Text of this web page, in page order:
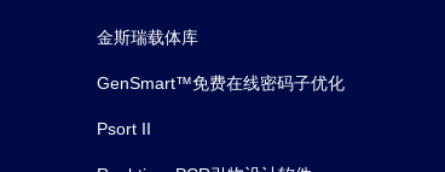
金斯瑞载体库
GenSmart™免费在线密码子优化
Psort II